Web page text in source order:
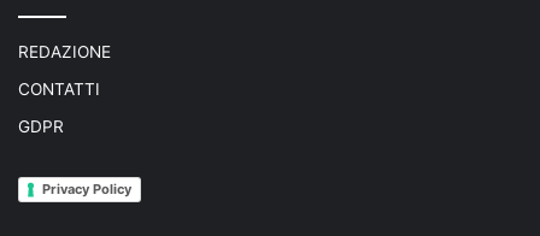
REDAZIONE
CONTATTI
GDPR
Privacy Policy